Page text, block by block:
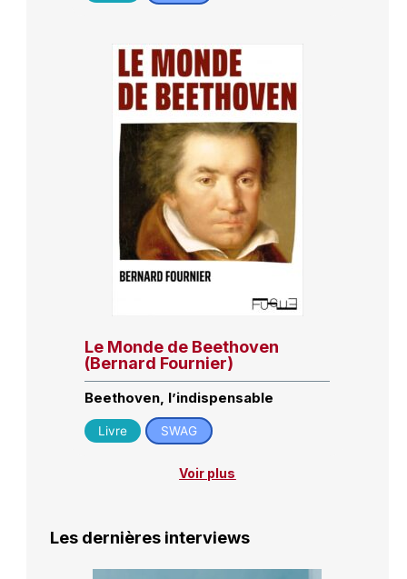
Le Monde de Beethoven
(Bernard Fournier)
Beethoven, l’indispensable
Livre SWAG
Voir plus
Les dernières interviews